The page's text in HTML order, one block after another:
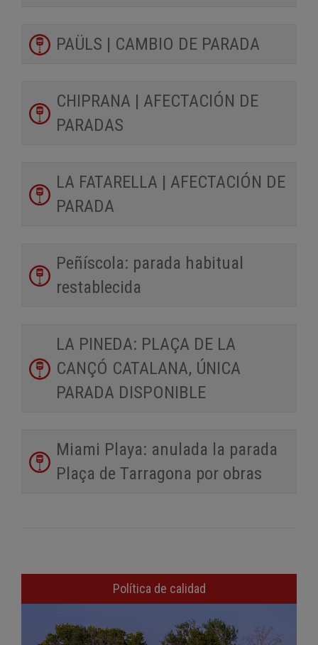
PAÜLS | CAMBIO DE PARADA
CHIPRANA | AFECTACIÓN DE
PARADAS
LA FATARELLA | AFECTACIÓN DE
PARADA
Peñíscola: parada habitual
restablecida
LA PINEDA: PLAÇA DE LA
CANÇÓ CATALANA, ÚNICA
PARADA DISPONIBLE
Miami Playa: anulada la parada
Plaça de Tarragona por obras
Política de calidad